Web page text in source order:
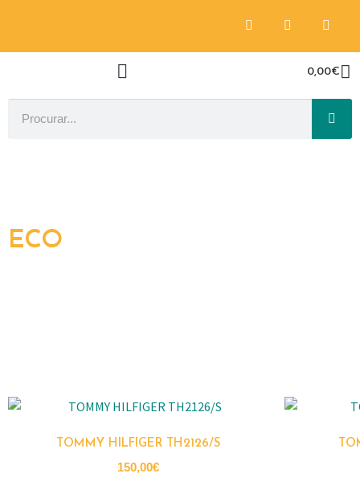
0,00€
ECO
TOMMY HILFIGER TH2126/S
150,00€